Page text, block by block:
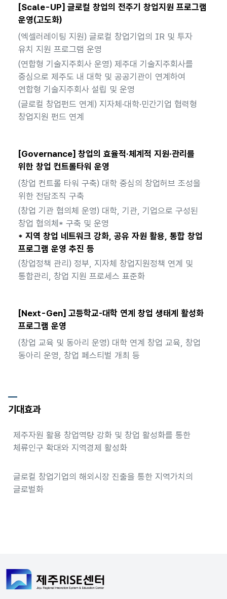
[Scale-UP] 글로컬 창업의 전주기 창업지원 프로그램
운영(고도화)
(엑셀러레이팅 지원) 글로컬 창업기업의 IR 및 투자
유치 지원 프로그램 운영
(연합형 기술지주회사 운영) 제주대 기술지주회사를
중심으로 제주도 내 대학 및 공공기관이 연계하여
연합형 기술지주회사 설립 및 운영
(글로컬 창업펀드 연계) 지자체·대학·민간기업 협력형
창업지원 펀드 연계
[Governance] 창업의 효율적·체계적 지원·관리를
위한 창업 컨트롤타워 운영
(창업 컨트롤 타워 구축) 대학 중심의 창업허브 조성을
위한 전담조직 구축
(창업 기관 협의체 운영) 대학, 기관, 기업으로 구성된
창업 협의체* 구축 및 운영
* 지역 창업 네트워크 강화, 공유 자원 활용, 통합 창업
프로그램 운영 추진 등
(창업정책 관리) 정부, 지자체 창업지원정책 연계 및
통합관리, 창업 지원 프로세스 표준화
[Next-Gen] 고등학교-대학 연계 창업 생태계 활성화
프로그램 운영
(창업 교육 및 동아리 운영) 대학 연계 창업 교육, 창업
동아리 운영, 창업 페스티벌 개최 등
기대효과
제주자원 활용 창업역량 강화 및 창업 활성화를 통한
체류인구 확대와 지역경제 활성화
글로컬 창업기업의 해외시장 진출을 통한 지역가치의
글로벌화